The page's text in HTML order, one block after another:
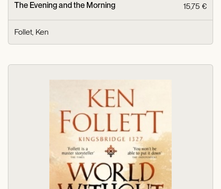
The Evening and the Morning 15,75 €
Follet, Ken